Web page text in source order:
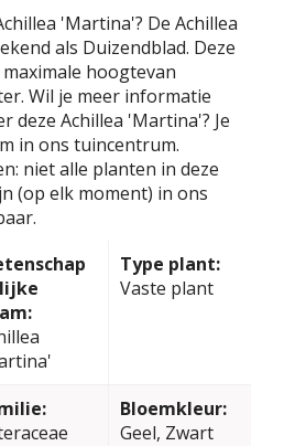
'Martina'? De Achillea
als Duizendblad. Deze
hoogtevan
Wil je meer informatie
deze Achillea 'Martina'? Je
in ons tuincentrum.
niet alle planten in deze
(op elk moment) in ons
Type plant:
Vaste plant
Bloemkleur:
Geel, Zwart